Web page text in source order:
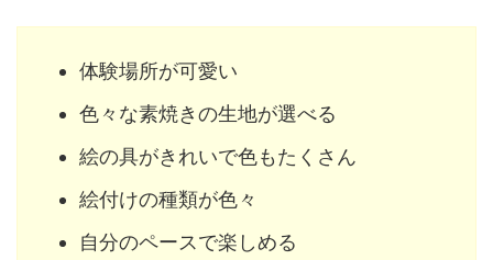
体験場所が可愛い
色々な素焼きの生地が選べる
絵の具がきれいで色もたくさん
絵付けの種類が色々
自分のペースで楽しめる